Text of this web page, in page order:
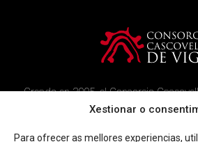
Xestionar o
Para ofrecer as mellores experiencias,
Creado en 2005, el Consorcio
atender a los vecinos del casco